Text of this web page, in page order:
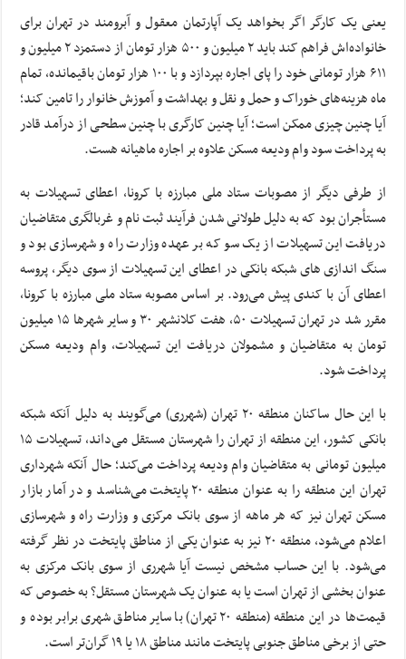
یعنی یک کارگر اگر بخواهد یک آپارتمان معقول و آبرومند در تهران برای
خانواده‌اش فراهم کند باید ۲ میلیون و ۵۰۰ هزار تومان از دستمزد ۲ میلیون و
۶۱۱ هزار تومانی خود را پای اجاره بپردازد و با ۱۰۰ هزار تومان باقیمانده، تمام
ماه هزینه‌های خوراک و حمل و نقل و بهداشت و آموزش خانوار را تامین کند؛
آیا چنین چیزی ممکن است؛ آیا چنین کارگری با چنین سطحی از درآمد قادر
به پرداخت سود وام ودیعه مسکن علاوه بر اجاره ماهیانه هست.
از طرفی دیگر از مصوبات ستاد ملی مبارزه با کرونا، اعطای تسهیلات به
مستأجران بود که به دلیل طولانی شدن فرآیند ثبت نام و غربالگری متقاضیان
دریافت این تسهیلات از یک سو که بر عهده وزارت راه و شهرسازی بود و
سنگ اندازی های شبکه بانکی در اعطای این تسهیلات از سوی دیگر، پروسه
اعطای آن با کندی پیش می‌رود. بر اساس مصوبه ستاد ملی مبارزه با کرونا،
مقرر شد در تهران تسهیلات ۵۰، هفت کلانشهر ۳۰ و سایر شهرها ۱۵ میلیون
تومان به متقاضیان و مشمولان دریافت این تسهیلات، وام ودیعه مسکن
پرداخت شود.
با این حال ساکنان منطقه ۲۰ تهران (شهرری) می‌گویند به دلیل آنکه شبکه
بانکی کشور، این منطقه از تهران را شهرستان مستقل می‌داند، تسهیلات ۱۵
میلیون تومانی به متقاضیان وام ودیعه پرداخت می‌کند؛ حال آنکه شهرداری
تهران این منطقه را به عنوان منطقه ۲۰ پایتخت می‌شناسد و در آمار بازار
مسکن تهران نیز که هر ماهه از سوی بانک مرکزی و وزارت راه و شهرسازی
اعلام می‌شود، منطقه ۲۰ نیز به عنوان یکی از مناطق پایتخت در نظر گرفته
می‌شود. با این حساب مشخص نیست آیا شهرری از سوی بانک مرکزی به
عنوان بخشی از تهران است یا به عنوان یک شهرستان مستقل؟ به خصوص که
قیمت‌ها در این منطقه (منطقه ۲۰ تهران) با سایر مناطق شهری برابر بوده و
حتی از برخی مناطق جنوبی پایتخت مانند مناطق ۱۸ یا ۱۹ گران‌تر است.